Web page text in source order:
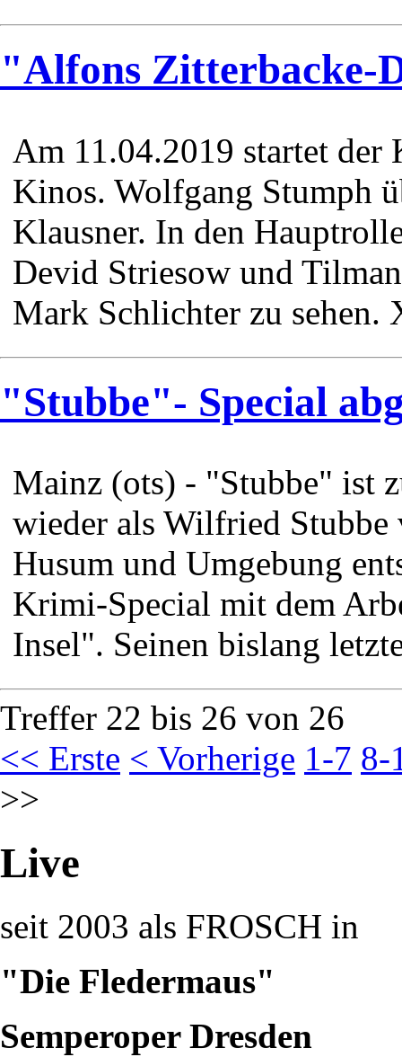
"Alfons Zitterbacke-
Am 11.04.2019 startet
Kinos. Wolfgang Stumph
Klausner. In den
Devid Striesow und
Mark Schlichter zu
"Stubbe"- Special
Mainz (ots) - "Stubbe" ist
wieder als Wilfried
Husum und Umgebung
Krimi-Special mit dem
Insel". Seinen bislang
Treffer 22 bis 26 von 26
<< Erste < Vorherige 1-7 8-
>>
Live
seit 2003 als FROSCH in
"Die Fledermaus"
Semperoper Dresden